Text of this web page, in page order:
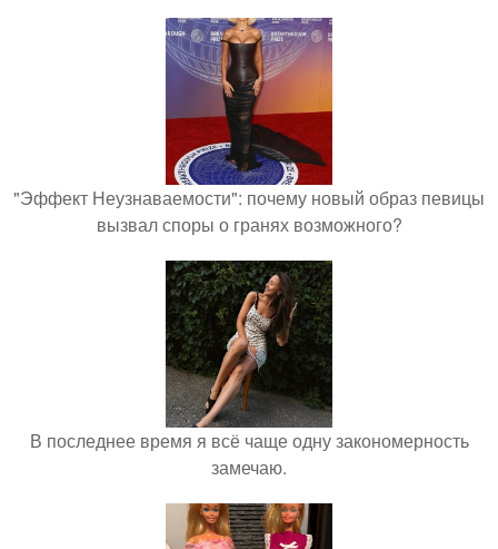
"Эффект Неузнаваемости": почему новый образ певицы
вызвал споры о гранях возможного?
В последнее время я всё чаще одну закономерность
замечаю.